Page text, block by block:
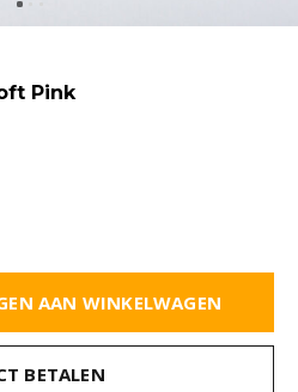
Pink
AAN WINKELWAGEN
BETALEN